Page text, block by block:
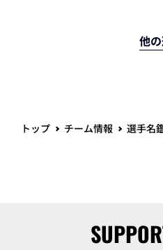
トップ チーム情報 選手名